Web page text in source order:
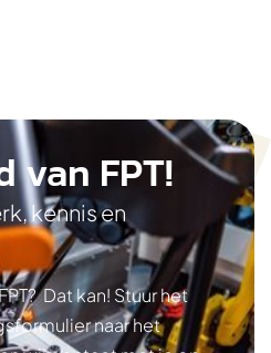
van FPT!
kennis en
Dat kan! Stuur het
naar het